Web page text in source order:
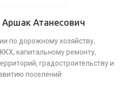
Атанесович
по дорожному хозяйству,
капитальному ремонту,
градостроительству и
поселений